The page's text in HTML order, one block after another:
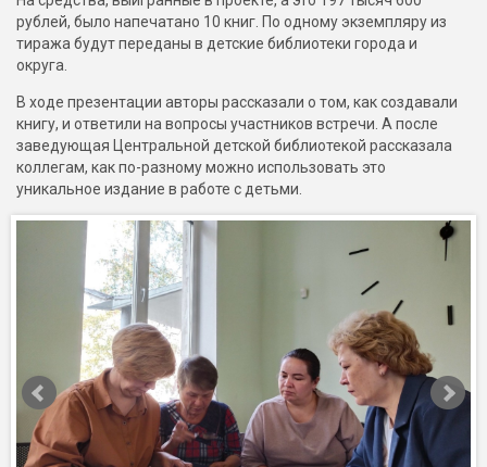
рублей, было напечатано 10 книг. По одному экземпляру из
тиража будут переданы в детские библиотеки города и
округа.
В ходе презентации авторы рассказали о том, как создавали
книгу, и ответили на вопросы участников встречи. А после
заведующая Центральной детской библиотекой рассказала
коллегам, как по-разному можно использовать это
уникальное издание в работе с детьми.